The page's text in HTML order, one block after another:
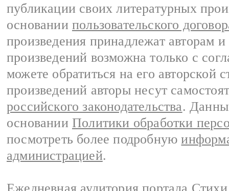
публикации своих литературных
основании пользовательского
произведения принадлежат авторам
произведений возможна только с
можете обратиться на его авторской
произведений авторы несут
российского законодательства.
основании Политики обработки
посмотреть более подробную
администрацией.
Ежедневная аудитория портала